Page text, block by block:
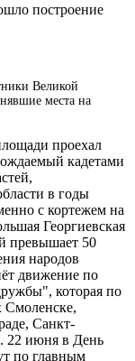
построение
Великой
места на
проехал
кадетами
в годы
с кортежем на
Георгиевская
превышает 50
народов
движение по
которая по
Смоленске,
Санкт-
22 июня в День
по главным